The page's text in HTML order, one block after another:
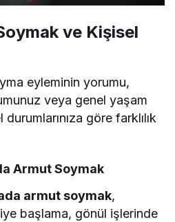
ve Kişisel
eyleminin yorumu,
veya genel yaşam
göre farklılık
Armut Soymak
armut soymak,
başlama, gönül işlerinde